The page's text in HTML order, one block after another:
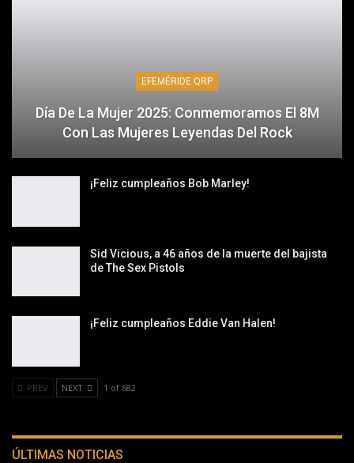
EFEMÉRIDE QRP
Día De La Mujer 2025: Conmemoramos El 8M
Con Las Mujeres Leyendas Del Rock
¡Feliz cumpleaños Bob Marley!
Sid Vicious, a 46 años de la muerte del bajista
de The Sex Pistols
¡Feliz cumpleaños Eddie Van Halen!
PREV NEXT 1 of 682
ÚLTIMAS NOTICIAS